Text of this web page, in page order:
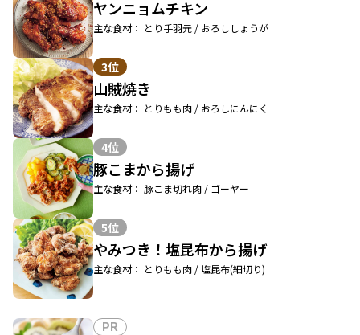
ヤンニョムチキン
主な食材： とり手羽元 / おろししょうが
3位
山賊焼き
主な食材： とりもも肉 / おろしにんにく
4位
豚こまから揚げ
主な食材： 豚こま切れ肉 / ゴーヤー
5位
やみつき！塩昆布から揚げ
主な食材： とりもも肉 / 塩昆布(細切り)
PR